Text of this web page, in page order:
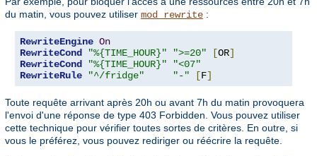
du matin, vous pouvez utiliser mod_rewrite :
RewriteEngine On
RewriteCond
"%{TIME_HOUR}" ">=20" [OR]
RewriteCond
"%{TIME_HOUR}"
"<07"
RewriteRule
"^/fridge" "-" [F]
Toute requête arrivant après 20h ou avant 7h du matin provoquera
l'envoi d'une réponse de type 403 Forbidden. Vous pouvez utiliser
cette technique pour vérifier toutes sortes de critères. En outre, si
vous le préférez, vous pouvez rediriger ou réécrire la requête.